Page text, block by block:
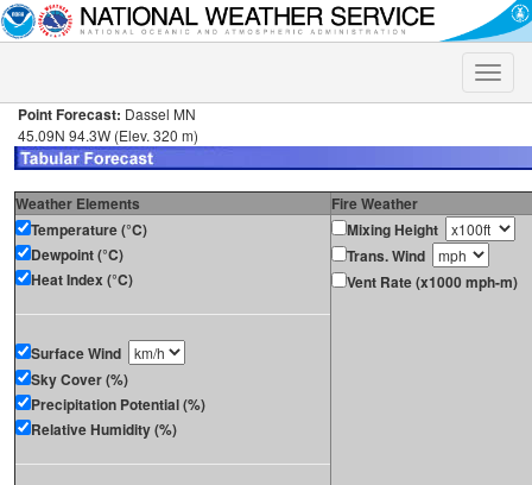
Toggle
Point Forecast: Dassel MN
45.09N 94.3W (Elev. 320 m)
Weather Elements
Fire Weather
Temperature (°C)
Dewpoint (°C)
Heat Index (°C)
Surface Wind
Sky Cover (%)
Precipitation Potential (%)
Relative Humidity (%)
Mixing Height
Trans. Wind
Vent Rate (x1000 mph-m)